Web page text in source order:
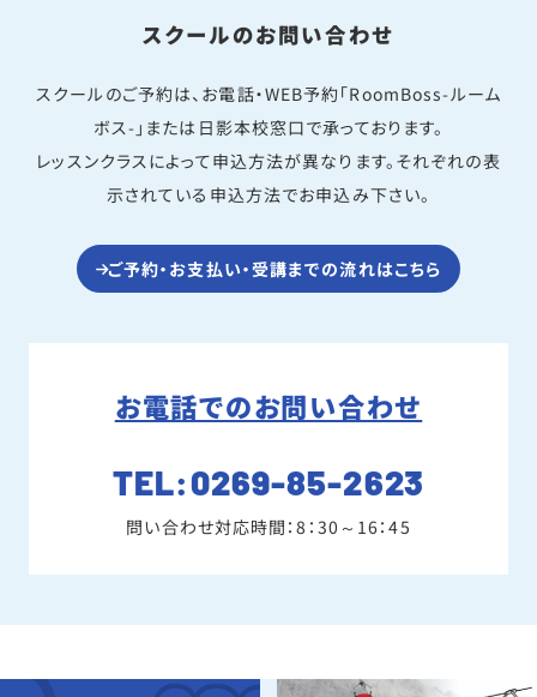
スクールのお問い合わせ
スクールのご予約は、お電話・WEB予約「RoomBoss-ルーム
ボス-」または日影本校窓口で承っております。
レッスンクラスによって申込方法が異なります。それぞれの表
示されている申込方法でお申込み下さい。
ご予約・お支払い・受講までの流れはこちら
お電話でのお問い合わせ
TEL:0269-85-2623
問い合わせ対応時間：8：30～16：45